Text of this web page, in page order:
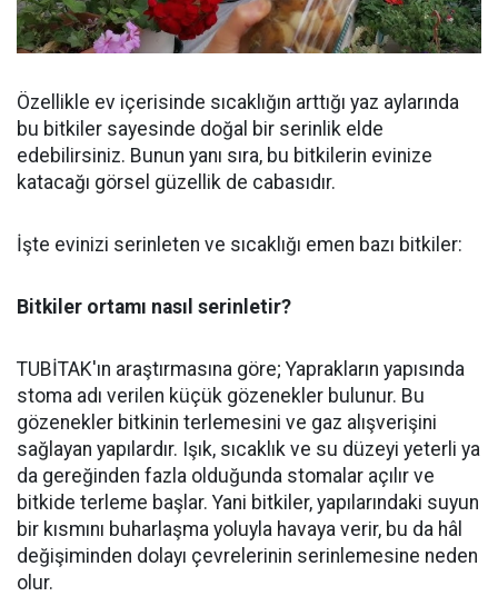
Özellikle ev içerisinde sıcaklığın arttığı yaz aylarında
bu bitkiler sayesinde doğal bir serinlik elde
edebilirsiniz. Bunun yanı sıra, bu bitkilerin evinize
katacağı görsel güzellik de cabasıdır.
İşte evinizi serinleten ve sıcaklığı emen bazı bitkiler:
Bitkiler ortamı nasıl serinletir?
TUBİTAK'ın araştırmasına göre; Yaprakların yapısında
stoma adı verilen küçük gözenekler bulunur. Bu
gözenekler bitkinin terlemesini ve gaz alışverişini
sağlayan yapılardır. Işık, sıcaklık ve su düzeyi yeterli ya
da gereğinden fazla olduğunda stomalar açılır ve
bitkide terleme başlar. Yani bitkiler, yapılarındaki suyun
bir kısmını buharlaşma yoluyla havaya verir, bu da hâl
değişiminden dolayı çevrelerinin serinlemesine neden
olur.